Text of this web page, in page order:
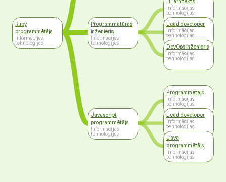
Ruby
programmētājs
Informācijas
tehnoloģijas
Programmatūras
inženieris
Informācijas
tehnoloģijas
Javascript
programmētājs
Informācijas
tehnoloģijas
Informācijas
tehnoloģijas
Lead developer
Informācijas
tehnoloģijas
DevOps inženieris
Informācijas
tehnoloģijas
Programmētājs
Informācijas
tehnoloģijas
Lead developer
Informācijas
tehnoloģijas
Java
programmētājs
Informācijas
tehnoloģijas